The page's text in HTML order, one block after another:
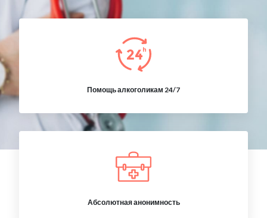
Помощь алкоголикам 24/7
Абсолютная анонимность